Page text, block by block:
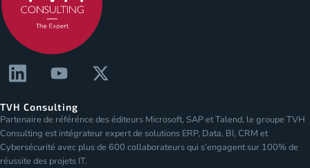
TVH Consulting
Partenaire de référénce des éditeurs Microsoft, SAP et Talend, le groupe TVH
Consulting est intégrateur expert de solutions ERP, Data, BI, CRM et
Cybersécurité avec plus de 600 collaborateurs qui s’engagent sur 100% de
réussite des projets IT.